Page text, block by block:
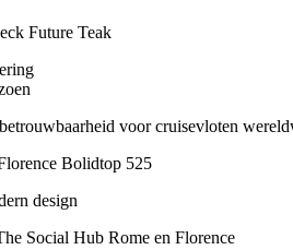
voor cruisevloten
design
Social Hub Rome en Florence